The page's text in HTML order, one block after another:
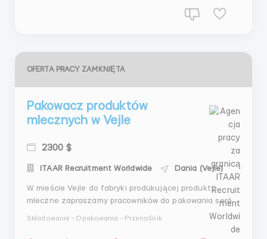
OFERTA PRACY ZAMKNIĘTA
Pakowacz produktów
mlecznych w Vejle
2300 $
ITAAR Recruitment Worldwide Dania (Vejle)
W mieście Vejle do fabryki produkującej produkty
mleczne zapraszamy pracowników do pakowania serów.
Wiek od 18 do 55 lat. Obowiązki: sprawdzanie
produktów pod kątem wad, sprawdzanie dat ważności,
Składowanie - Opakowania - Przenośnik